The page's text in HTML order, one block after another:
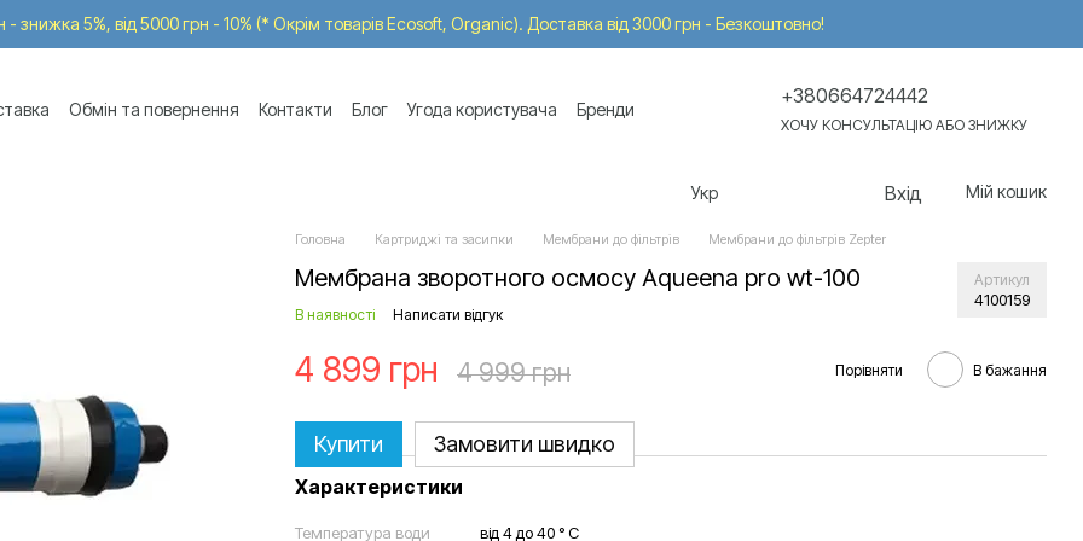
- знижка 5%, від 5000 грн - 10% (* Окрім товарів Ecosoft, Organic). Доставка від 3000 грн - Безкоштовно!
Обмін та повернення Контакти Блог Угода користувача Бренди
+380664724442
ХОЧУ КОНСУЛЬТАЦІЮ АБО ЗНИЖКУ
Укр Вхід Мій кошик
Головна Картриджі та засипки Мембрани до фільтрів Мембрани до фільтрів Zepter
Мембрана зворотного осмосу Aqueena pro wt-100 Артикул
4100159
В наявності Написати відгук
4 899 грн 4 999 грн Порівняти В бажання
Купити Замовити швидко
Характеристики
Температура води від 4 до 40 ° C